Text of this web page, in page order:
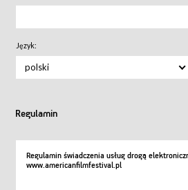
Język:
polski
Regulamin
Regulamin świadczenia usług drogą
www.americanfilmfestival.pl